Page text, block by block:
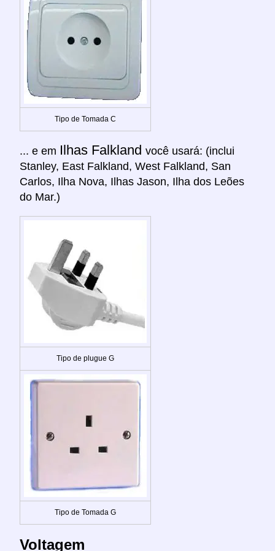
Tipo de Tomada C
... e em Ilhas Falkland você usará: (inclui
Stanley, East Falkland, West Falkland, San
Carlos, Ilha Nova, Ilhas Jason, Ilha dos Leões
do Mar.)
Tipo de plugue G
Tipo de Tomada G
Voltagem